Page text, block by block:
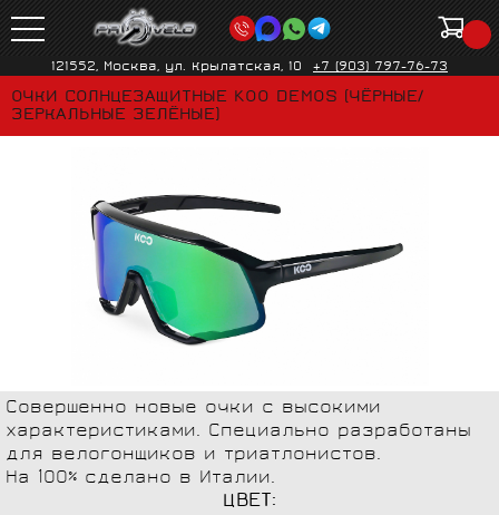
121552, Москва, ул. Крылатская, 10 +7 (903) 797-76-73
ОЧКИ СОЛНЦЕЗАЩИТНЫЕ KOO DEMOS (ЧЁРНЫЕ/
ЗЕРКАЛЬНЫЕ ЗЕЛЁНЫЕ)
Совершенно новые очки с высокими
характеристиками. Специально разработаны
для велогонщиков и триатлонистов.
На 100% сделано в Италии.
ЦВЕТ: